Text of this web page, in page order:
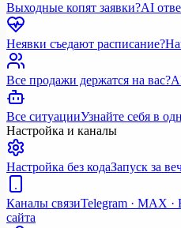
Выходные копят заявки?AI
Неявки съедают расписание?
Все продажи держатся на вас?
Все ситуацииУзнайте себя в
Настройка и каналы
Настройка без кодаЗапуск за
Каналы связиTelegram · MAX ·
сайта